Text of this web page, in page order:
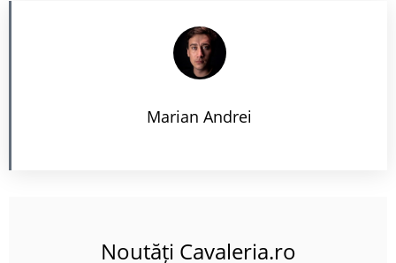
Marian Andrei
Noutăți Cavaleria.ro